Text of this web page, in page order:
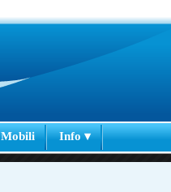
Mobili Info ▾